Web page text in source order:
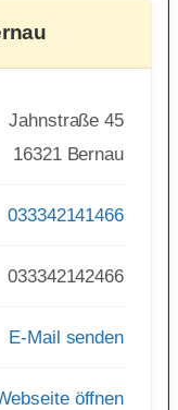
Jahnstraße 45
16321 Bernau
033342141466
033342142466
E-Mail senden
öffnen